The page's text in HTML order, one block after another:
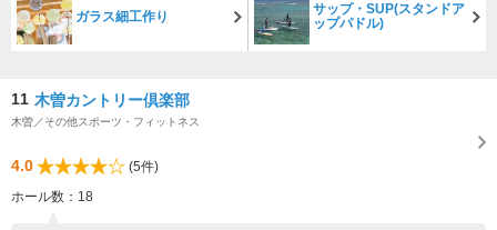
ガラス細工作り
サップ・SUP(スタンドア
ップパドル)
11 木曽カントリー倶楽部
木曽／その他スポーツ・フィットネス
4.0
(5件)
ホール数：18